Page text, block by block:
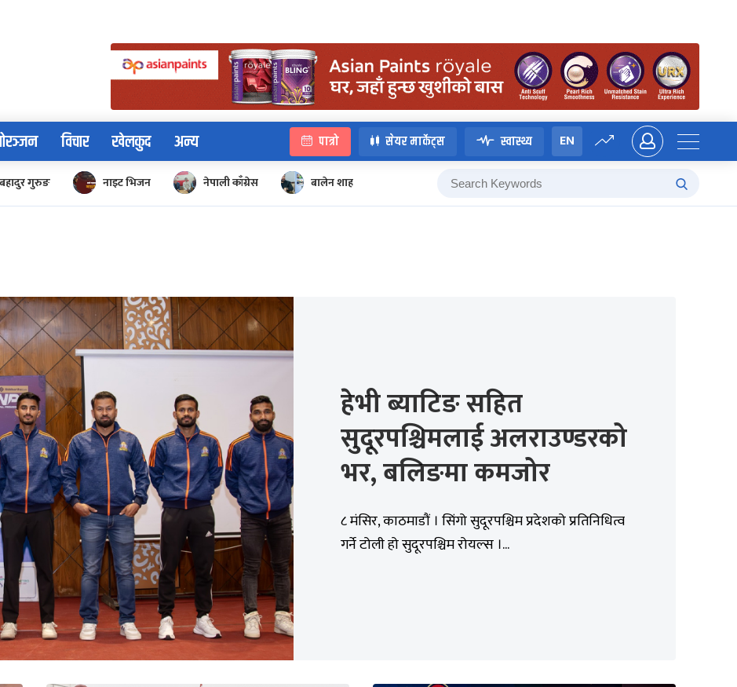
विचार खेलकुद अन्य पात्रो सेयर मार्केट्स स्वास्थ्य EN
गुरुङ नाइट भिजन नेपाली काँग्रेस बालेन शाह
हेभी ब्याटिङ सहित
सुदूरपश्चिमलाई अलराउण्डरको
भर, बलिङमा कमजोर
८ मंसिर, काठमाडौं । सिंगो सुदूरपश्चिम प्रदेशको प्रतिनिधित्व
गर्ने टोली हो सुदूरपश्चिम रोयल्स ।...